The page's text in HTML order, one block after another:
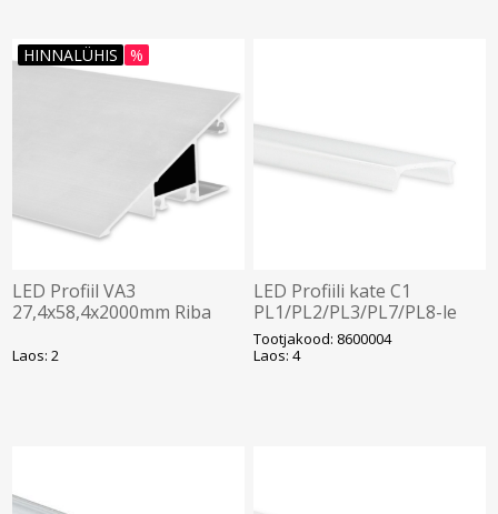
HINNALÜHIS %
LED Profiil VA3
27,4x58,4x2000mm Riba
Laos: 2
LED Profiili kate C1
PL1/PL2/PL3/PL7/PL8-le
Opaal 2000mm Galaxy
Tootjakood: 8600004
Laos: 4